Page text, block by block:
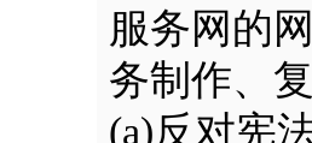
服务网的
务制作、
(a)反对宪